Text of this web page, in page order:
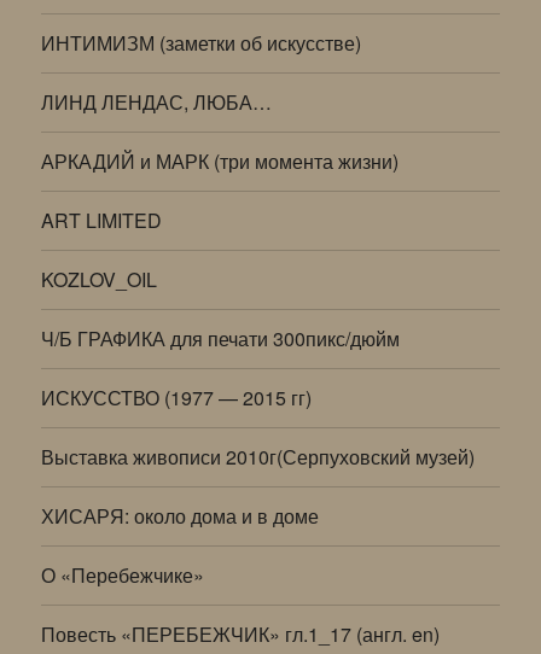
ИНТИМИЗМ (заметки об искусстве)
ЛИНД ЛЕНДАС, ЛЮБА…
АРКАДИЙ и МАРК (три момента жизни)
ART LIMITED
KOZLOV_OIL
Ч/Б ГРАФИКА для печати 300пикс/дюйм
ИСКУССТВО (1977 — 2015 гг)
Выставка живописи 2010г(Серпуховский музей)
ХИСАРЯ: около дома и в доме
О «Перебежчике»
Повесть «ПЕРЕБЕЖЧИК» гл.1_17 (англ. en)